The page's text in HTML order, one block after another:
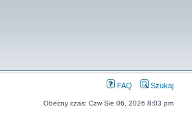
FAQ Szukaj
Obecny czas: Czw Sie 06, 2026 8:03 pm